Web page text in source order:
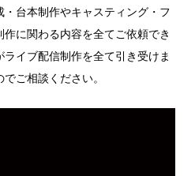
台本制作やキャスティング・フ
に関わる内容を全てご依頼でき
イブ配信制作を全て引き受けま
ご相談ください。